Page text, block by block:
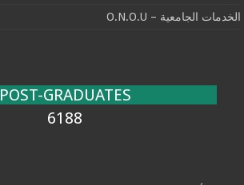
الخدمات الجامعية – O.N.O.U
POST-GRADUATES
6188